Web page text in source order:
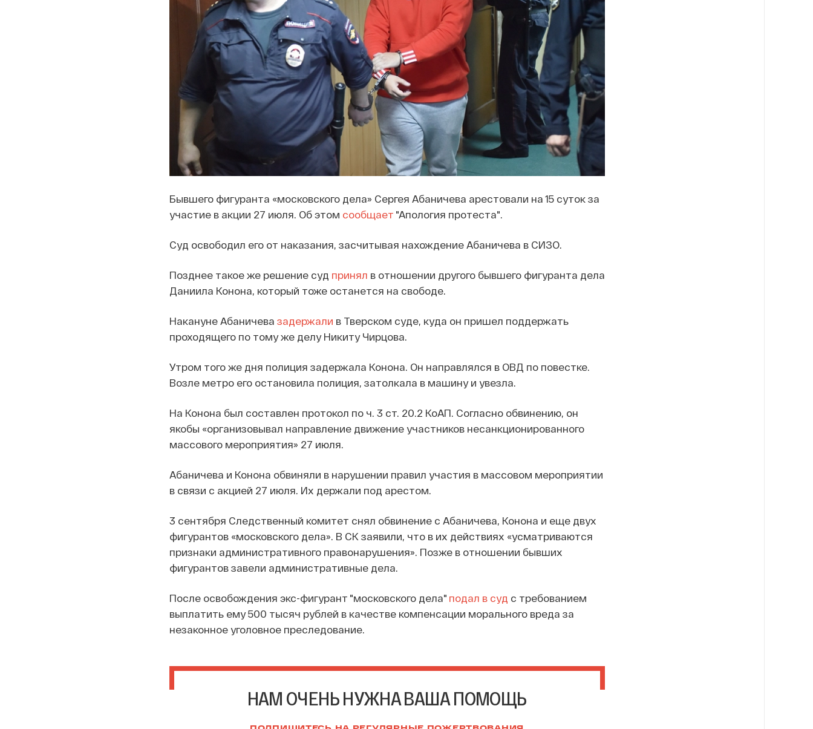
Бывшего фигуранта «московского дела» Сергея Абаничева арестовали на 15 суток за
участие в акции 27 июля. Об этом сообщает "Апология протеста".
Суд освободил его от наказания, засчитывая нахождение Абаничева в СИЗО.
Позднее такое же решение суд принял в отношении другого бывшего фигуранта дела
Даниила Конона, который тоже останется на свободе.
Накануне Абаничева задержали в Тверском суде, куда он пришел поддержать
проходящего по тому же делу Никиту Чирцова.
Утром того же дня полиция задержала Конона. Он направлялся в ОВД по повестке.
Возле метро его остановила полиция, затолкала в машину и увезла.
На Конона был составлен протокол по ч. 3 ст. 20.2 КоАП. Согласно обвинению, он
якобы «организовывал направление движение участников несанкционированного
массового мероприятия» 27 июля.
Абаничева и Конона обвиняли в нарушении правил участия в массовом мероприятии
в связи с акцией 27 июля. Их держали под арестом.
3 сентября Следственный комитет снял обвинение с Абаничева, Конона и еще двух
фигурантов «московского дела». В СК заявили, что в их действиях «усматриваются
признаки административного правонарушения». Позже в отношении бывших
фигурантов завели административные дела.
После освобождения экс-фигурант "московского дела" подал в суд с требованием
выплатить ему 500 тысяч рублей в качестве компенсации морального вреда за
незаконное уголовное преследование.
НАМ ОЧЕНЬ НУЖНА ВАША ПОМОЩЬ